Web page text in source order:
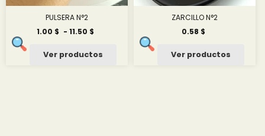
PULSERA N°2
1.00 $ - 11.50 $
desde
Ver productos
ZARCILLO N°2
0.58 $
Ver productos